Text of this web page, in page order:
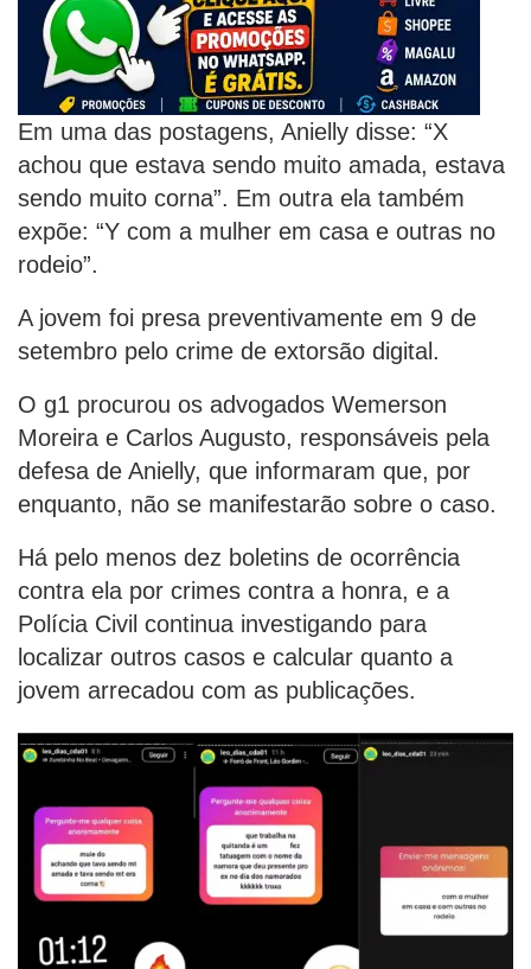
Em uma das postagens, Anielly disse: “X
achou que estava sendo muito amada, estava
sendo muito corna”. Em outra ela também
expõe: “Y com a mulher em casa e outras no
rodeio”.
A jovem foi presa preventivamente em 9 de
setembro pelo crime de extorsão digital.
O g1 procurou os advogados Wemerson
Moreira e Carlos Augusto, responsáveis pela
defesa de Anielly, que informaram que, por
enquanto, não se manifestarão sobre o caso.
Há pelo menos dez boletins de ocorrência
contra ela por crimes contra a honra, e a
Polícia Civil continua investigando para
localizar outros casos e calcular quanto a
jovem arrecadou com as publicações.